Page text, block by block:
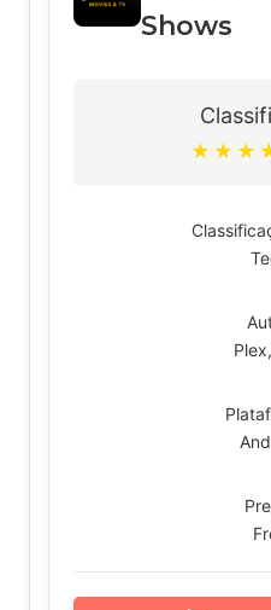
Shows
★ ★ ★